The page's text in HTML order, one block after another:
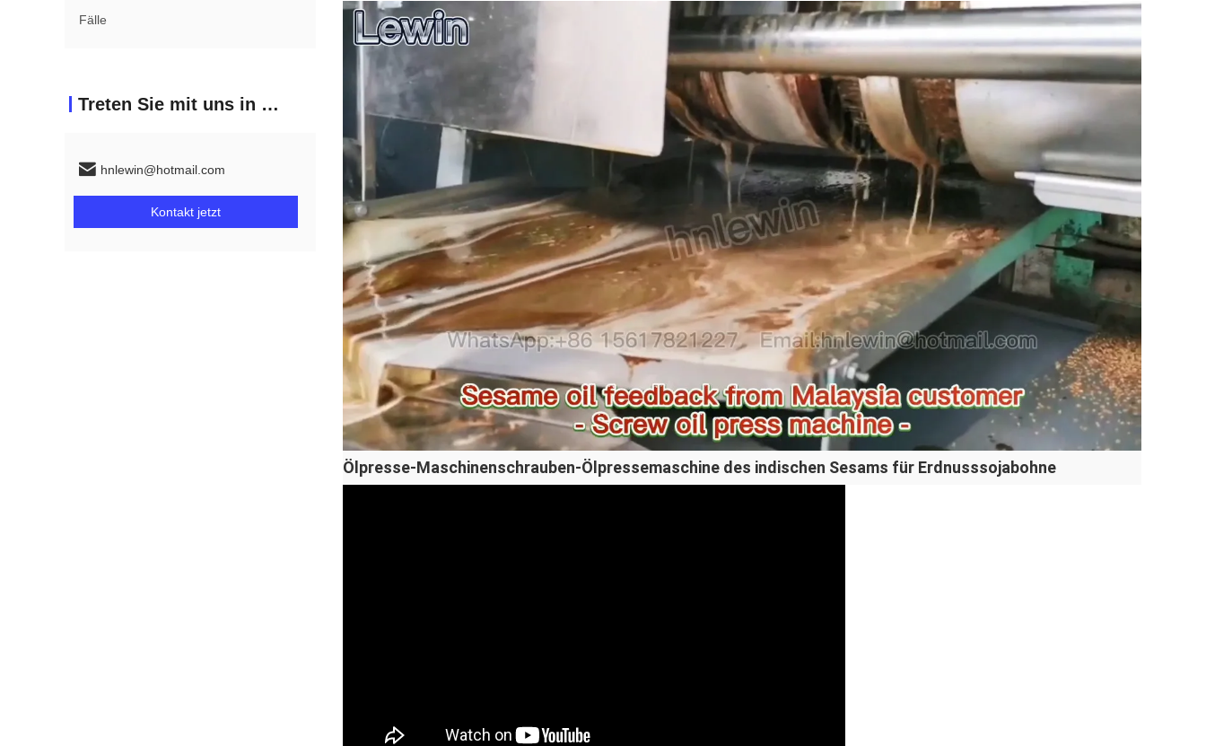
Fälle
Treten Sie mit uns in Verbindung
hnlewin@hotmail.com
Kontakt jetzt
Ölpresse-Maschinenschrauben-Ölpressemaschine des indischen Sesams für Erdnusssojabohne